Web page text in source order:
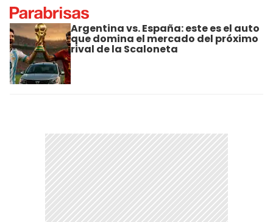
Argentina vs. España: este es el auto
que domina el mercado del próximo
rival de la Scaloneta